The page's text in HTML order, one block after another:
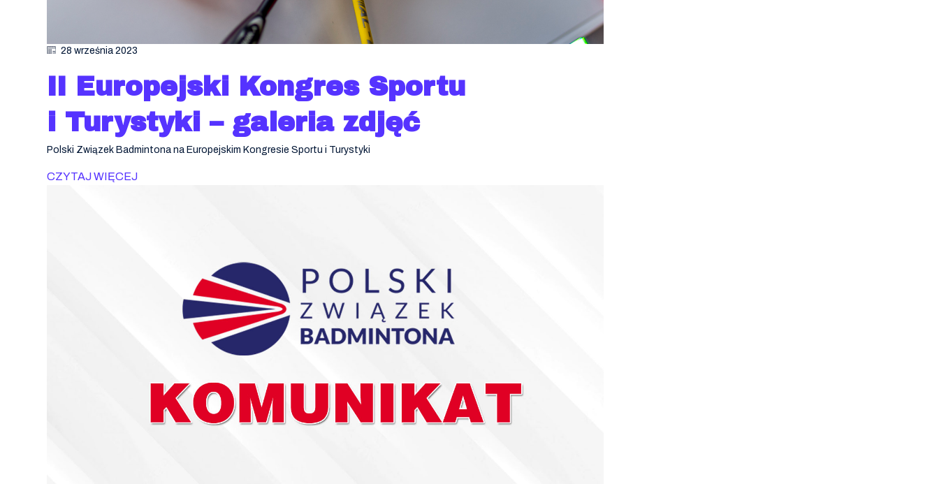
28 września 2023
II Europejski Kongres Sportu
i Turystyki – galeria zdjęć
Polski Związek Badmintona na Europejskim Kongresie Sportu i Turystyki
CZYTAJ WIĘCEJ